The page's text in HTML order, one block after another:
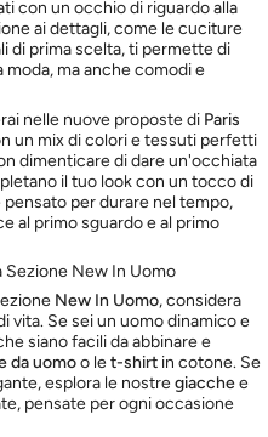
con un occhio di riguardo alla
ai dettagli, come le cuciture
di prima scelta, ti permette di
moda, ma anche comodi e
nelle nuove proposte di Paris
un mix di colori e tessuti perfetti
dimenticare di dare un'occhiata
il tuo look con un tocco di
per durare nel tempo,
al primo sguardo e al primo
Sezione New In Uomo
New In Uomo, considera
vita. Se sei un uomo dinamico e
siano facili da abbinare e
da uomoo let-shirt in cotone. Se
esplora le nostregiacchee
pensate per ogni occasione